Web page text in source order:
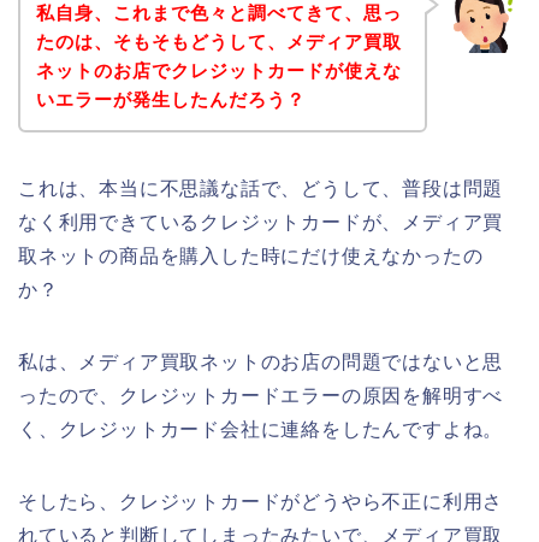
私自身、これまで色々と調べてきて、思っ
たのは、そもそもどうして、メディア買取
ネットのお店でクレジットカードが使えな
いエラーが発生したんだろう？
これは、本当に不思議な話で、どうして、普段は問題
なく利用できているクレジットカードが、メディア買
取ネットの商品を購入した時にだけ使えなかったの
か？
私は、メディア買取ネットのお店の問題ではないと思
ったので、クレジットカードエラーの原因を解明すべ
く、クレジットカード会社に連絡をしたんですよね。
そしたら、クレジットカードがどうやら不正に利用さ
れていると判断してしまったみたいで、メディア買取